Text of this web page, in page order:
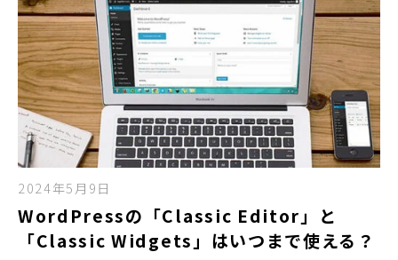
2024年5月9日
WordPressの「Classic Editor」と
「Classic Widgets」はいつまで使える？